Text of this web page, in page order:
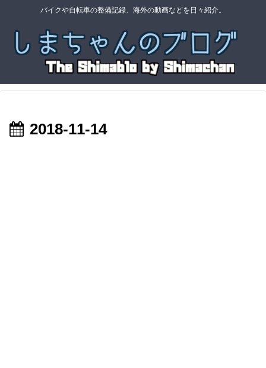
バイクや自転車の整備記録、海外の動画などを日々紹介。
2018-11-14